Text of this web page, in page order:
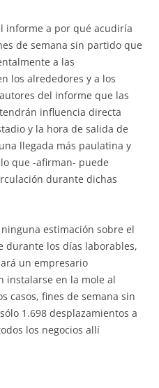
informe a por qué acudiría
de semana sin partido que
a las
los alrededores y a los
del informe que las
influencia directa
y la hora de salida de
llegada más paulatina y
que -afirman- puede
durante dichas
estimación sobre el
durante los días laborables,
un empresario
instalarse en la mole al
casos, fines de semana sin
1.698 desplazamientos a
los negocios allí